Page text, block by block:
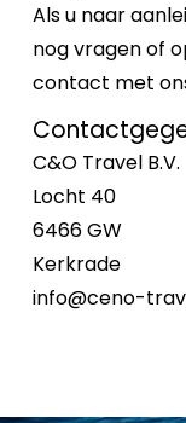
Als u naar
nog vragen of
contact met
C&O Travel B.V.
Locht 40
6466 GW
Kerkrade
info@ceno-